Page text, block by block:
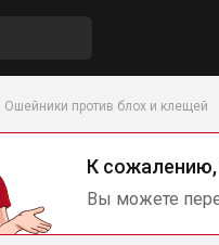
Ошейники против блох и клещей
К сожалению,
Вы можете